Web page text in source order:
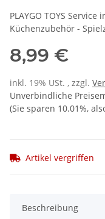
PLAYGO TOYS
Küchenzubehör -
8,99 €
inkl. 19% USt. , zzgl.
Unverbindliche
(Sie sparen 10.01%,
Artikel vergriffen
Beschreibung